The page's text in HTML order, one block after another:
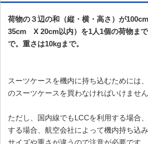
荷物の３辺の和（縦・横・高さ）が
35cm X 20cm以内）を1人1個の荷物まで
で。重さは10kgまで。
スーツケースを機内に持ち込むためには
のスーツケースを買わなければいけません
ただし、国内線でもLCCを利用する場合
する場合、航空会社によって機内持ち込